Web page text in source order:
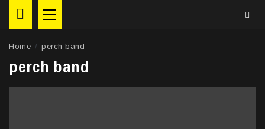
Primary
Menu
Home perch band
perch band